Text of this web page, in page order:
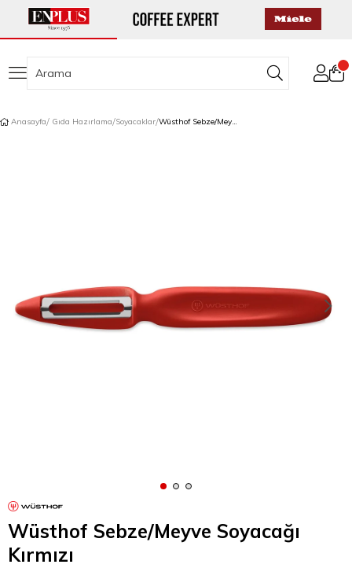
Anasayfa Gıda Hazırlama Soyacaklar Wüsthof Sebze/Meyve Soyacağı Kırmızı
Wüsthof Sebze/Meyve Soyacağı
Kırmızı